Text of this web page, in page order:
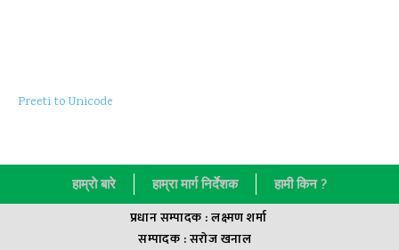
Preeti to Unicode
हाम्राे बारे हाम्रा मार्ग निर्देशक हामी किन ?
प्रधान सम्पादक : लक्ष्मण शर्मा
सम्पादक : सराेज खनाल